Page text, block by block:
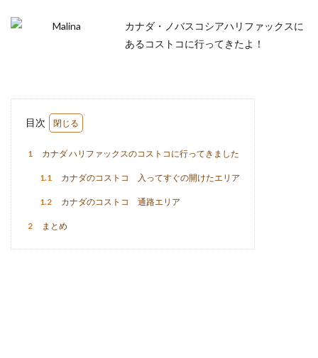
カナダ・ノバスコシアハリファックスに
あるコストコに行ってきたよ！
目次
1 カナダ ハリファックスのコストコに行ってきました
1.1 カナダのコストコ 入ってすぐの開けたエリア
1.2 カナダのコストコ 通路エリア
2 まとめ